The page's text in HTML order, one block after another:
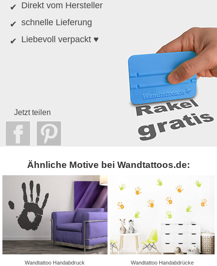
Direkt vom Hersteller
schnelle Lieferung
Liebevoll verpackt ♥
Jetzt teilen
Ähnliche Motive bei Wandtattoos.de:
Wandtattoo Handabdruck
Wandtattoo Handabdrücke